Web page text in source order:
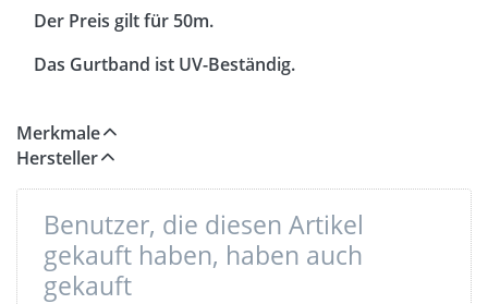
Der Preis gilt für 50m.
Das Gurtband ist UV-Beständig.
Merkmale
Hersteller
Benutzer, die diesen Artikel
gekauft haben, haben auch
gekauft